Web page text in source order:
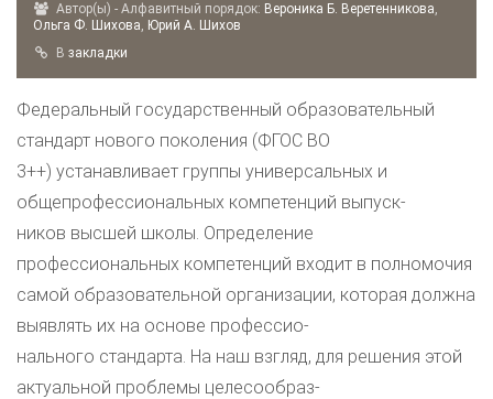
Автор(ы) - Алфавитный порядок: Вероника Б. Веретенникова,
Ольга Ф. Шихова, Юрий А. Шихов
Bзакладки
Федеральный государственный образовательный
стандарт нового поколения (ФГОС ВО
3++) устанавливает группы универсальных и
общепрофессиональных компетенций выпуск-
ников высшей школы. Определение
профессиональных компетенций входит в полномочия
самой образовательной организации, которая должна
выявлять их на основе профессио-
нального стандарта. На наш взгляд, для решения этой
актуальной проблемы целесообраз-